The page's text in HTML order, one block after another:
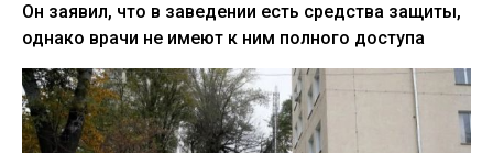
Он заявил, что в заведении есть средства защиты,
однако врачи не имеют к ним полного доступа